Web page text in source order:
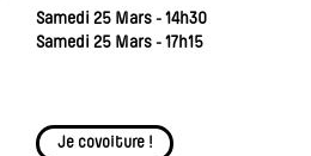
Samedi 25 Mars - 14h30
Samedi 25 Mars - 17h15
Je covoiture !